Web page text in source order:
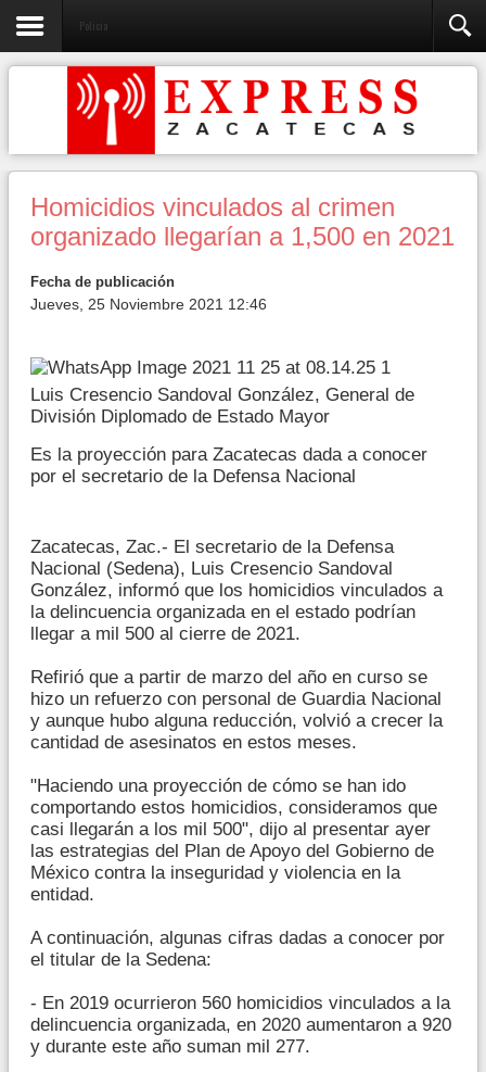
Policia
Homicidios vinculados al crimen
organizado llegarían a 1,500 en 2021
Fecha de publicación
Jueves, 25 Noviembre 2021 12:46
Luis Cresencio Sandoval González​, General de
División Diplomado de Estado Mayor
Es la proyección para Zacatecas dada a conocer
por el secretario de la Defensa Nacional
Zacatecas, Zac.- El secretario de la Defensa
Nacional (Sedena), Luis Cresencio Sandoval
González, informó que los homicidios vinculados a
la delincuencia organizada en el estado podrían
llegar a mil 500 al cierre de 2021.
Refirió que a partir de marzo del año en curso se
hizo un refuerzo con personal de Guardia Nacional
y aunque hubo alguna reducción, volvió a crecer la
cantidad de asesinatos en estos meses.
"Haciendo una proyección de cómo se han ido
comportando estos homicidios, consideramos que
casi llegarán a los mil 500", dijo al presentar ayer
las estrategias del Plan de Apoyo del Gobierno de
México contra la inseguridad y violencia en la
entidad.
A continuación, algunas cifras dadas a conocer por
el titular de la Sedena:
- En 2019 ocurrieron 560 homicidios vinculados a la
delincuencia organizada, en 2020 aumentaron a 920
y durante este año suman mil 277.